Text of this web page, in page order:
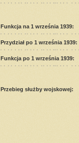
Funkcja na 1 września 1939:
Przydział po 1 września 1939:
Funkcja po 1 września 1939:
Przebieg służby wojskowej: